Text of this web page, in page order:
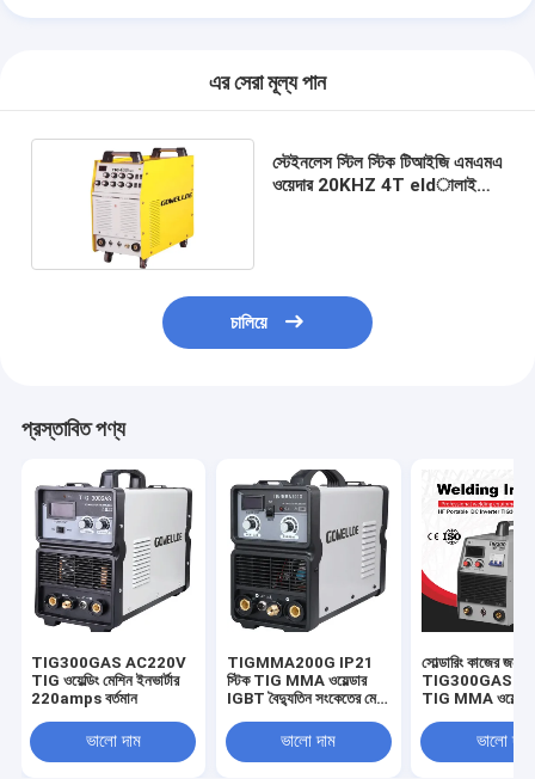
এর সেরা মূল্য পান
স্টেইনলেস স্টিল স্টিক টিআইজি এমএমএ
ওয়েদার 20KHZ 4T eldালাই
চালিয়ে
প্রস্তাবিত পণ্য
TIG300GAS AC220V
TIG ওয়েল্ডিং মেশিন ইনভার্টার
220amps বর্তমান
ভালো দাম
TIGMMA200G IP21
স্টিক TIG MMA ওয়েল্ডার
IGBT বৈদ্যুতিন সংকেতের মেরু
ভালো দাম
সোল্ডারিং কাজের জন্য
TIG300GAS
TIG MMA ওয়েল্ডার
ভালো দাম